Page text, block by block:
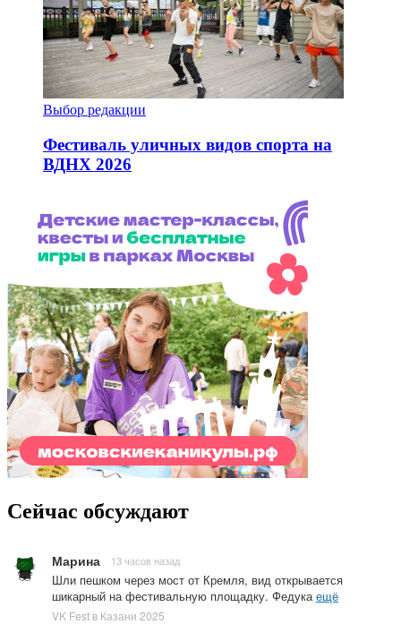
Выбор редакции
Фестиваль уличных видов спорта на
ВДНХ 2026
Сейчас обсуждают
Марина 13 часов назад
Шли пешком через мост от Кремля, вид открывается
шикарный на фестивальную площадку. Федука ещё
VK Fest в Казани 2025